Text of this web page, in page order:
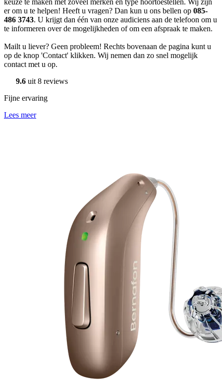
keuze te maken met zoveel merken en type hoortoestellen. Wij zijn
er om u te helpen! Heeft u vragen? Dan kun u ons bellen op 085-
486 3743. U krijgt dan één van onze audiciens aan de telefoon om u
te informeren over de mogelijkheden of om een afspraak te maken.
Mailt u liever? Geen probleem! Rechts bovenaan de pagina kunt u
op de knop 'Contact' klikken. Wij nemen dan zo snel mogelijk
contact met u op.
9.6 uit 8 reviews
Fijne ervaring
Lees meer